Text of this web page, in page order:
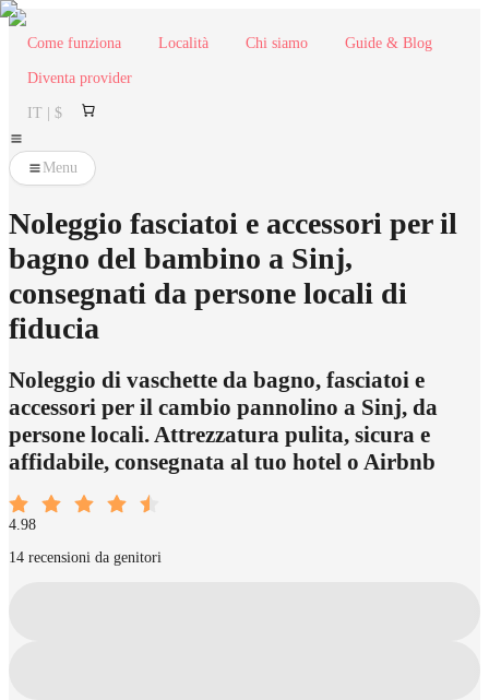
Come funziona Località Chi siamo Guide & Blog
Diventa provider
IT | $
Menu
Noleggio fasciatoi e accessori per il
bagno del bambino a Sinj,
consegnati da persone locali di
fiducia
Noleggio di vaschette da bagno, fasciatoi e
accessori per il cambio pannolino a Sinj, da
persone locali. Attrezzatura pulita, sicura e
affidabile, consegnata al tuo hotel o Airbnb
4.98
14 recensioni da genitori